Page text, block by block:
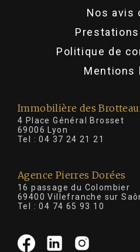
Nos avis
Politique de
Mentions
Immobilière des
4 Place Général
69006 Lyon
Tel :04 37 24 21 21
Agence Pierres Dorées
16 passage du Colombier
69400 Villefranche sur
Tel :04 74 65 93 10